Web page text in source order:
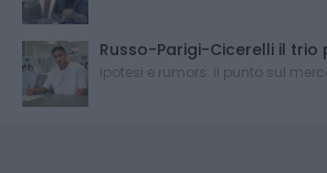
Russo-Parigi-Cicerelli il trio
Ipotesi e rumors: il punto sul